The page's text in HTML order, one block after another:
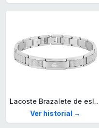
Lacoste Brazalete de eslabón para Hombre
Ver historial →